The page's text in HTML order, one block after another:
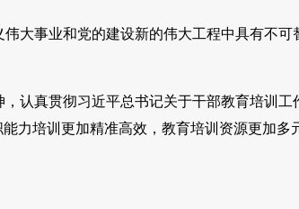
大事业和党的建设新的伟大工程中具有不可
认真贯彻习近平总书记关于干部教育培训工
力培训更加精准高效，教育培训资源更加多